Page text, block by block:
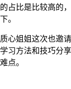
的占比是比较高的
下。
质心姐姐这次也邀
学习方法和技巧分
难点。